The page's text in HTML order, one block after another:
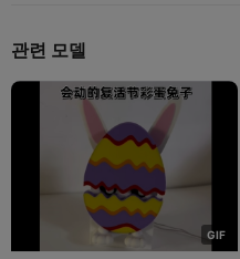
관련 모델
GIF